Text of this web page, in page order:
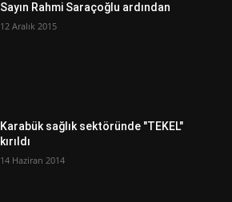
Sayın Rahmi Saraçoğlu ardından
12 Aralık 2015
Karabük sağlık sektöründe "TEKEL"
kırıldı
14 Haziran 2014